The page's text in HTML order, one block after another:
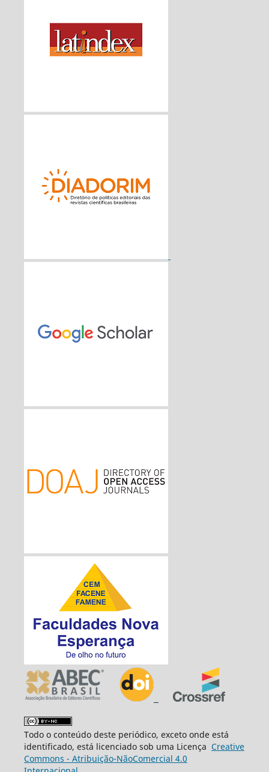
Todo o conteúdo deste periódico, exceto onde está
identificado, está licenciado sob uma Licença Creative
Commons - Atribuição-NãoComercial 4.0